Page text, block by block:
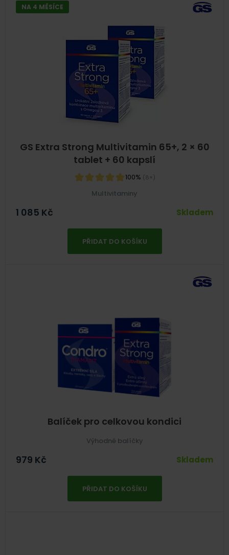
GS Extra Strong Multivitamin 65+, 2 × 60
tablet + 60 kapslí
100% (8×)
NA 4 MĚSÍCE
Multivitaminy
1 085 Kč Skladem
PŘIDAT DO KOŠÍKU
Balíček pro celkovou kondici
Výhodné balíčky
979 Kč Skladem
PŘIDAT DO KOŠÍKU